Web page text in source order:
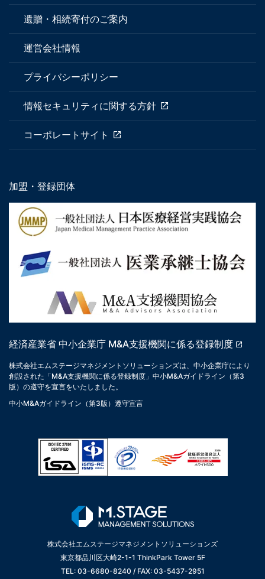
遺贈・相続寄付のご案内
運営会社情報
プライバシーポリシー
情報セキュリティに関する方針
コーポレートサイト
加盟・登録団体
経済産業省 中小企業庁 M&A支援機関に係る登録制度
株式会社エムステージマネジメントソリューションズは、中小企業庁により
創設された「M&A支援機関に係る登録制度」中小M&Aガイドライン（第3
版）の遵守を宣言をいたしました。
中小M&Aガイドライン（第3版）遵守宣言
株式会社エムステージマネジメントソリューションズ
東京都品川区大崎2-1-1 ThinkPark Tower 5F
TEL: 03-6680-8240 / FAX: 03-5437-2951